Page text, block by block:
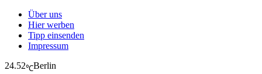
Über uns
Hier werben
Tipp einsenden
Impressum
24.52℃Berlin